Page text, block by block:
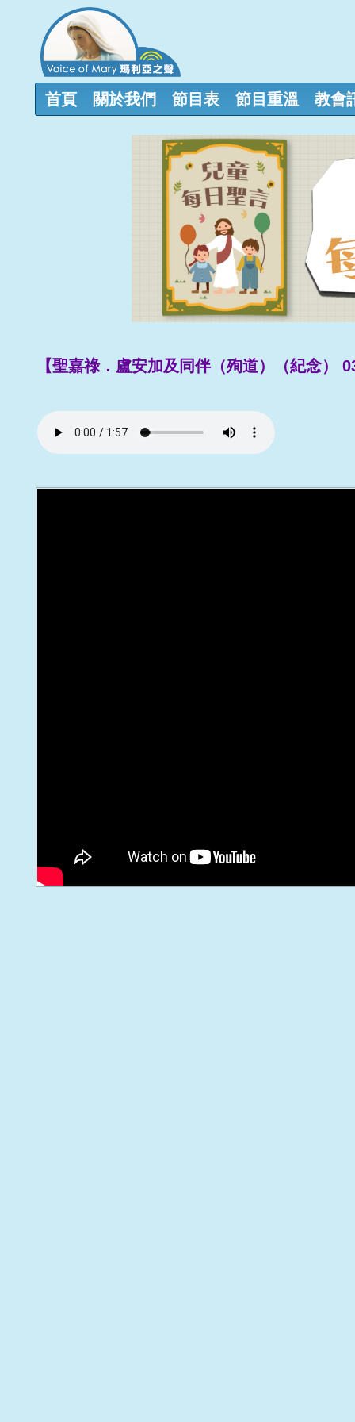
首頁 關於我們 節目表 節目重溫 教會
【聖嘉祿．盧安加及同伴（殉道）（紀念）